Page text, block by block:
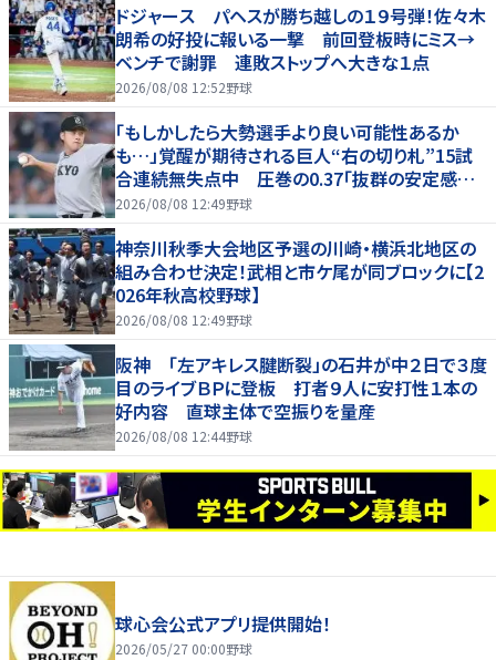
ドジャース パヘスが勝ち越しの１９号弾！佐々木
朗希の好投に報いる一撃 前回登板時にミス→
ベンチで謝罪 連敗ストップへ大きな１点
2026/08/08 12:52野球
「もしかしたら大勢選手より良い可能性あるか
も…」覚醒が期待される巨人“右の切り札”15試
合連続無失点中 圧巻の0.37「抜群の安定感を
持っている」
2026/08/08 12:49野球
神奈川秋季大会地区予選の川崎・横浜北地区の
組み合わせ決定！武相と市ケ尾が同ブロックに【2
026年秋高校野球】
2026/08/08 12:49野球
阪神 「左アキレス腱断裂」の石井が中２日で３度
目のライブＢＰに登板 打者９人に安打性１本の
好内容 直球主体で空振りを量産
2026/08/08 12:44野球
球心会公式アプリ提供開始！
2026/05/27 00:00野球